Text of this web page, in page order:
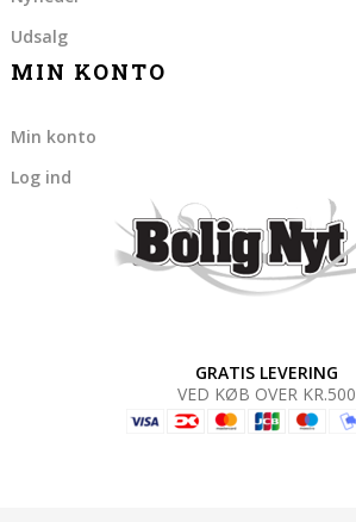
Udsalg
MIN KONTO
Min konto
Log ind
GRATIS LEVERING
VED KØB OVER KR.500